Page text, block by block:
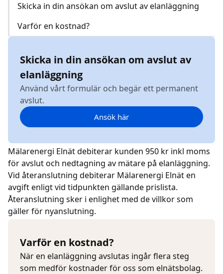
Skicka in din ansökan om avslut av elanläggning
Varför en kostnad?
Skicka in din ansökan om avslut av
elanläggning
Använd vårt formulär och begär ett permanent
avslut.
Ansök här
Mälarenergi Elnät debiterar kunden 950 kr inkl moms
för avslut och nedtagning av mätare på elanläggning.
Vid återanslutning debiterar Mälarenergi Elnät en
avgift enligt vid tidpunkten gällande prislista.
Återanslutning sker i enlighet med de villkor som
gäller för nyanslutning.
Varför en kostnad?
När en elanläggning avslutas ingår flera steg
som medför kostnader för oss som elnätsbolag.